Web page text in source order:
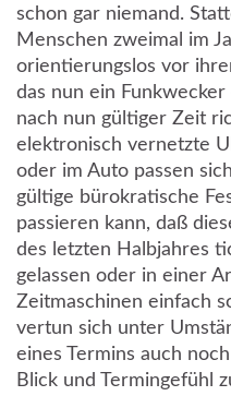
schon gar niemand.
Menschen zweimal im
orientierungslos vor
das nun ein
nach nun gültiger Zeit
elektronisch vernetzte
oder im Auto passen
gültige bürokratische
passieren kann, daß
des letzten Halbjahres
gelassen oder in einer
Zeitmaschinen einfach
vertun sich unter
eines Termins auch
Blick und Termingefühl